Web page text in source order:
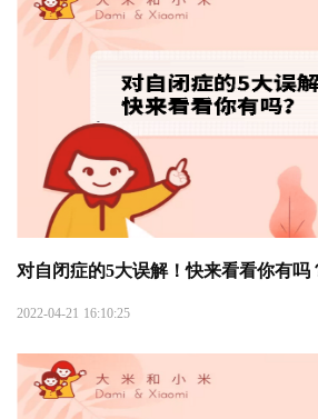
对自闭症的5大误解！快来看看你有吗
2022-04-21 16:10:25